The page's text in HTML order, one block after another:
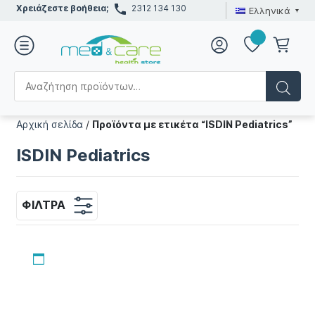
Χρειάζεστε βοήθεια; 2312 134 130 Ελληνικά
Αρχική σελίδα / Προϊόντα με ετικέτα “ISDIN Pediatrics”
ISDIN Pediatrics
ΦΊΛΤΡΑ